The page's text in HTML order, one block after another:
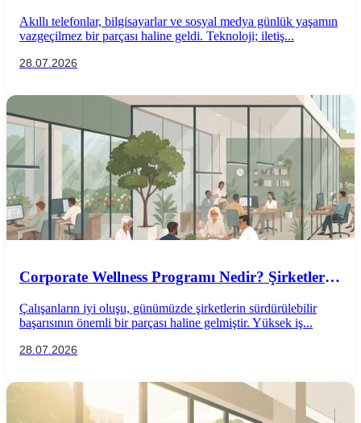
Akıllı telefonlar, bilgisayarlar ve sosyal medya günlük yaşamın
vazgeçilmez bir parçası haline geldi. Teknoloji; iletiş...
28.07.2026
Corporate Wellness Programı Nedir? Şirketler
Çalışanların iyi oluşu, günümüzde şirketlerin sürdürülebilir
başarısının önemli bir parçası haline gelmiştir. Yüksek iş...
28.07.2026